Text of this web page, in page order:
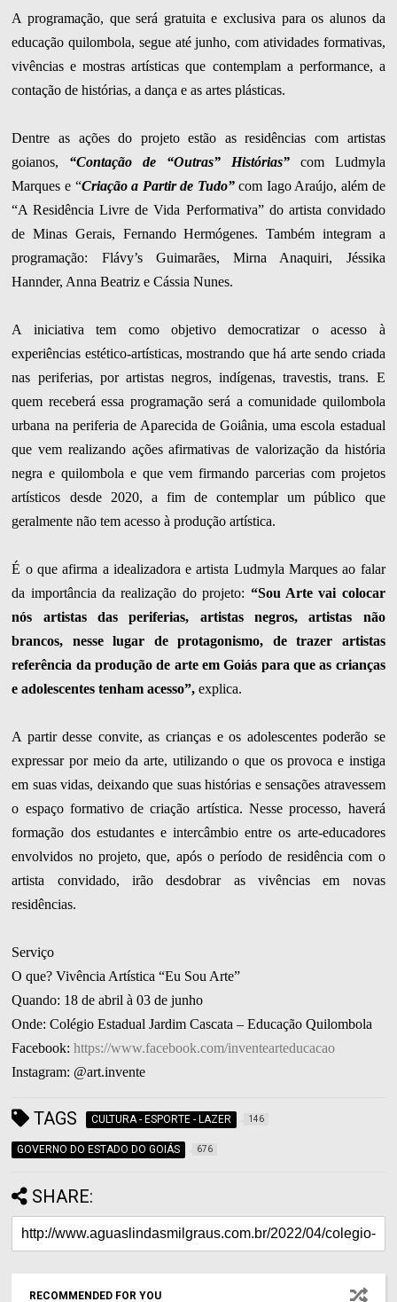
A programação, que será gratuita e exclusiva para os alunos da
educação quilombola, segue até junho, com atividades formativas,
vivências e mostras artísticas que contemplam a performance, a
contação de histórias, a dança e as artes plásticas.
Dentre as ações do projeto estão as residências com artistas
goianos, “Contação de “Outras” Histórias”com Ludmyla
Marques e “Criação a Partir de Tudo”com Iago Araújo, além de
“A Residência Livre de Vida Performativa” do artista convidado
de Minas Gerais, Fernando Hermógenes. Também integram a
programação: Flávy’s Guimarães, Mirna Anaquiri, Jéssika
Hannder, Anna Beatriz e Cássia Nunes.
A iniciativa tem como objetivo democratizar o acesso à
experiências estético-artísticas, mostrando que há arte sendo criada
nas periferias, por artistas negros, indígenas, travestis, trans. E
quem receberá essa programação será a comunidade quilombola
urbana na periferia de Aparecida de Goiânia, uma escola estadual
que vem realizando ações afirmativas de valorização da história
negra e quilombola e que vem firmando parcerias com projetos
artísticos desde 2020, a fim de contemplar um público que
geralmente não tem acesso à produção artística.
É o que afirma a idealizadora e artista Ludmyla Marques ao falar
da importância da realização do projeto: “Sou Arte vai colocar
nós artistas das periferias, artistas negros, artistas não
brancos, nesse lugar de protagonismo, de trazer artistas
referência da produção de arte em Goiás para que as crianças
e adolescentes tenham acesso”, explica.
A partir desse convite, as crianças e os adolescentes poderão se
expressar por meio da arte, utilizando o que os provoca e instiga
em suas vidas, deixando que suas histórias e sensações atravessem
o espaço formativo de criação artística. Nesse processo, haverá
formação dos estudantes e intercâmbio entre os arte-educadores
envolvidos no projeto, que, após o período de residência com o
artista convidado, irão desdobrar as vivências em novas
residências.
Serviço
O que? Vivência Artística “Eu Sou Arte”
Quando: 18 de abril à 03 de junho
Onde: Colégio Estadual Jardim Cascata – Educação Quilombola
Facebook:https://www.facebook.com/inventearteducacao
Instagram: @art.invente
TAGS CULTURA - ESPORTE - LAZER 146
GOVERNO DO ESTADO DO GOIÁS 676
SHARE:
RECOMMENDED FOR YOU